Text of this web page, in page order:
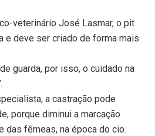
veterinário José Lasmar, o pit
e deve ser criado de forma mais
guarda, por isso, o cuidado na
a castração pode
porque diminui a marcação
das fêmeas, na época do cio.